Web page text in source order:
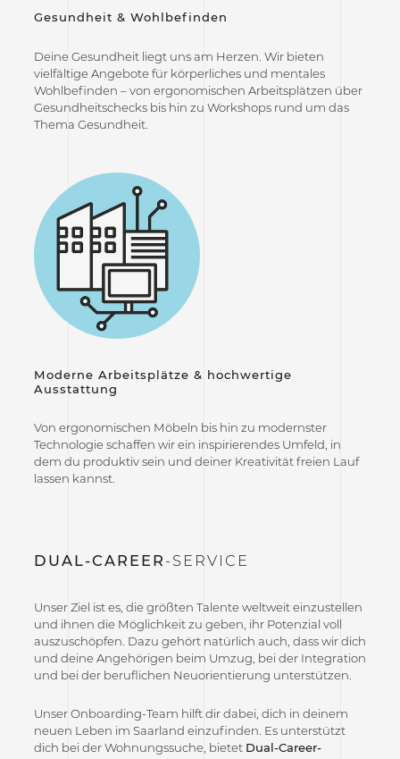
Gesundheit & Wohlbefinden
Deine Gesundheit liegt uns am Herzen. Wir bieten
vielfältige Angebote für körperliches und mentales
Wohlbefinden – von ergonomischen Arbeitsplätzen über
Gesundheitschecks bis hin zu Workshops rund um das
Thema Gesundheit.
Moderne Arbeitsplätze & hochwertige
Ausstattung
Von ergonomischen Möbeln bis hin zu modernster
Technologie schaffen wir ein inspirierendes Umfeld, in
dem du produktiv sein und deiner Kreativität freien Lauf
lassen kannst.
DUAL-CAREER -SERVICE
Unser Ziel ist es, die größten Talente weltweit einzustellen
und ihnen die Möglichkeit zu geben, ihr Potenzial voll
auszuschöpfen. Dazu gehört natürlich auch, dass wir dich
und deine Angehörigen beim Umzug, bei der Integration
und bei der beruflichen Neuorientierung unterstützen.
Unser Onboarding-Team hilft dir dabei, dich in deinem
neuen Leben im Saarland einzufinden. Es unterstützt
dich bei der Wohnungssuche, bietet Dual-Career-